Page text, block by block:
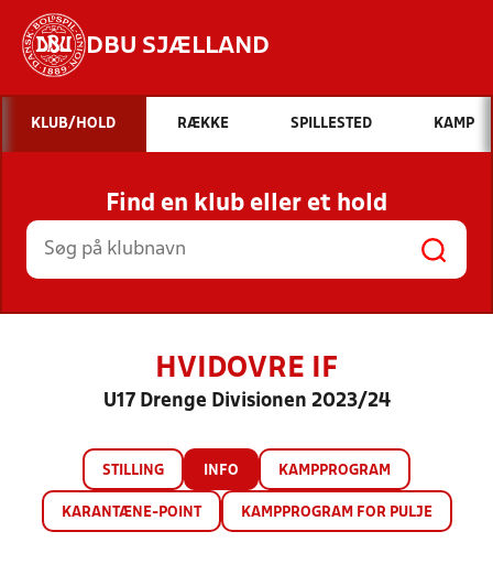
DBU SJÆLLAND
Hvad vil du søge efter?
INDHOLD OG NYHEDER
STILLINGER, RESULTATER, KLUBBER OG
HOLD
KLUB/HOLD RÆKKE SPILLESTED KAMP
Find en klub eller et hold
HVIDOVRE IF
U17 Drenge Divisionen 2023/24
STILLING INFO KAMPPROGRAM
KARANTÆNE-POINT KAMPPROGRAM FOR PULJE